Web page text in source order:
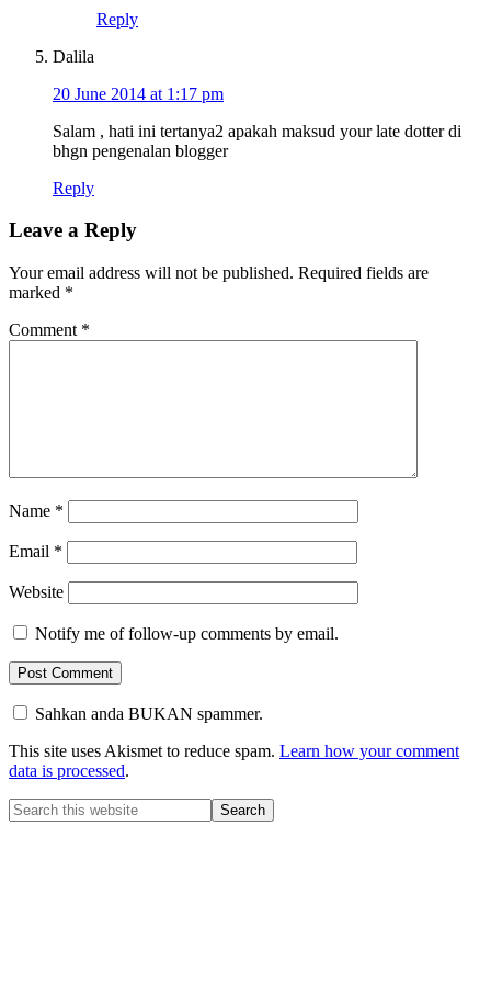
Reply
Dalila
20 June 2014 at 1:17 pm
Salam , hati ini tertanya2 apakah maksud your late dotter di
bhgn pengenalan blogger
Reply
Leave a Reply
Your email address will not be published. Required fields are
marked *
Comment *
Name *
Email *
Website
Notify me of follow-up comments by email.
Sahkan anda BUKAN spammer.
This site uses Akismet to reduce spam. Learn how your comment
data is processed.